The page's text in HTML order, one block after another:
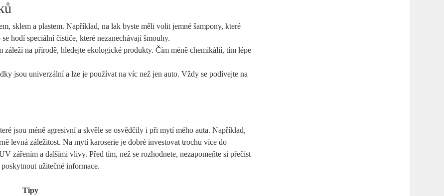
sklem a plastem. Například, na lak byste měli volit jemné šampony, které
hodí speciální čističe, které nezanechávají šmouhy.
záleží na přírodě, hledejte ekologické produkty. Čím méně chemikálií, tím lépe
jsou univerzální a lze je používat na víc než jen auto. Vždy se podívejte na
jsou méně agresivní a skvěle se osvědčily i při mytí mého auta. Například,
levná záležitost. Na mytí karoserie je dobré investovat trochu více do
zářením a dalšími vlivy. Před tím, než se rozhodnete, nezapomeňte si přečíst
užitečné informace.
Tipy